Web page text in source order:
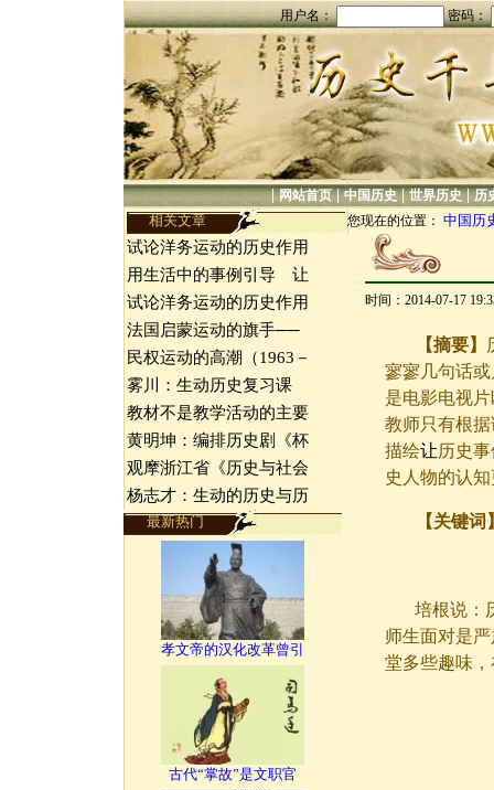
用户名： 密码：
|网站首页|中国历史|世界历史|历
相关文章 您现在的位置： 中国历
试论洋务运动的历史作用
用生活中的事例引导 让
试论洋务运动的历史作用
法国启蒙运动的旗手──
民权运动的高潮（1963－
雾川：生动历史复习课
教材不是教学活动的主要
黄明坤：编排历史剧《杯
观摩浙江省《历史与社会
杨志才：生动的历史与历
最新热门
孝文帝的汉化改革曾引
古代“掌故”是文职官
时间：2014-07-17
【摘要】
寥寥几句话
是电影电视
教师只有根
描绘让历史
史人物的认
【关键词
培根说：
师生面对是
堂多些趣味